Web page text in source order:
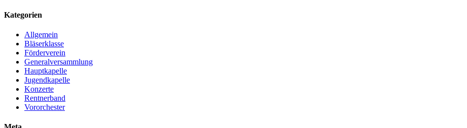
Kategorien
Allgemein
Bläserklasse
Förderverein
Generalversammlung
Hauptkapelle
Jugendkapelle
Konzerte
Rentnerband
Vororchester